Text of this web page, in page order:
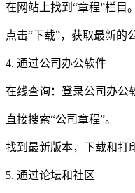
在网站上找到“章程”栏目。
点击“下载”，获取最新的
4. 通过公司办公软件
在线查询：登录公司办公
直接搜索“公司章程”。
找到最新版本，下载和打
5. 通过论坛和社区